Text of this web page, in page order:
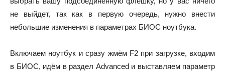
не выйдет, так как в первую очередь, нужно внести
небольшие изменения в параметрах БИОС ноутбука.
Включаем ноутбук и сразу жмём F2 при загрузке, входим
в БИОС, идём в раздел Advanced и выставляем параметр